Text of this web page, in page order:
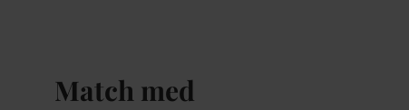
Match med